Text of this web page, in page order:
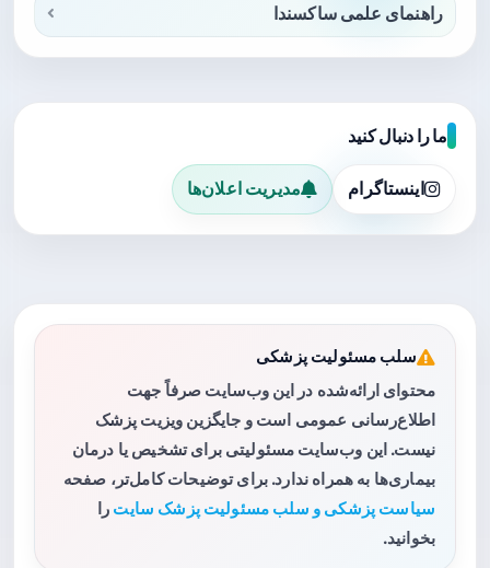
راهنمای علمی ساکسندا
ما را دنبال کنید
اینستاگرام مدیریت اعلان‌ها
سلب مسئولیت پزشکی
محتوای ارائه‌شده در این وب‌سایت صرفاً جهت
اطلاع‌رسانی عمومی است و جایگزین ویزیت پزشک
نیست. این وب‌سایت مسئولیتی برای تشخیص یا درمان
بیماری‌ها به همراه ندارد. برای توضیحات کامل‌تر، صفحه
سیاست پزشکی و سلب مسئولیت پزشک سایت را
بخوانید.